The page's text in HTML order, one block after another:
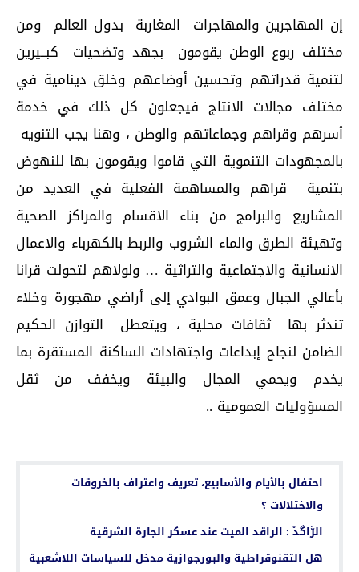
إن المهاجرين والمهاجرات المغاربة بدول العالم ومن
مختلف ربوع الوطن يقومون بجهد وتضحيات كبــيرين
لتنمية قدراتهم وتحسين أوضاعهم وخلق دينامية في
مختلف مجالات الانتاج فيجعلون كل ذلك في خدمة
أسرهم وقراهم وجماعاتهم والوطن ، وهنا يجب التنويه
بالمجهودات التنموية التي قاموا ويقومون بها للنهوض
بتنمية قراهم والمساهمة الفعلية في العديد من
المشاريع والبرامج من بناء الاقسام والمراكز الصحية
وتهيئة الطرق والماء الشروب والربط بالكهرباء والاعمال
الانسانية والاجتماعية والتراثية … ولولاهم لتحولت قرانا
بأعالي الجبال وعمق البوادي إلى أراضي مهجورة وخلاء
تندثر بها ثقافات محلية ، ويتعطل التوازن الحكيم
الضامن لنجاح إبداعات واجتهادات الساكنة المستقرة بما
يخدم ويحمي المجال والبيئة ويخفف من ثقل
المسؤوليات العمومية ..
احتفال بالأيام والأسابيع، تعريف واعتراف بالخروقات
والاختلالات ؟
الرَّاگدْ : الراقد الميت عند عسكر الجارة الشرقية
هل التقنوقراطية والبورجوازية مدخل للسياسات اللاشعبية